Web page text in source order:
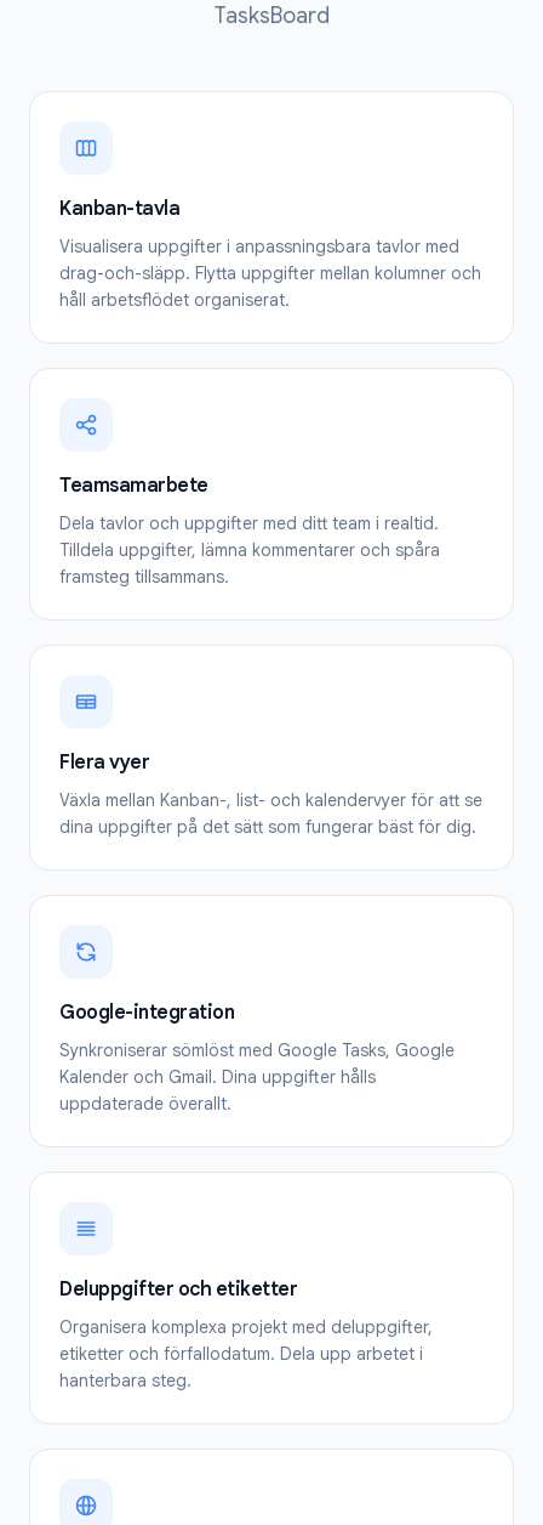
TasksBoard
Kanban-tavla
Visualisera uppgifter i anpassningsbara tavlor med
drag-och-släpp. Flytta uppgifter mellan kolumner och
håll arbetsflödet organiserat.
Teamsamarbete
Dela tavlor och uppgifter med ditt team i realtid.
Tilldela uppgifter, lämna kommentarer och spåra
framsteg tillsammans.
Flera vyer
Växla mellan Kanban-, list- och kalendervyer för att se
dina uppgifter på det sätt som fungerar bäst för dig.
Google-integration
Synkroniserar sömlöst med Google Tasks, Google
Kalender och Gmail. Dina uppgifter hålls
uppdaterade överallt.
Deluppgifter och etiketter
Organisera komplexa projekt med deluppgifter,
etiketter och förfallodatum. Dela upp arbetet i
hanterbara steg.